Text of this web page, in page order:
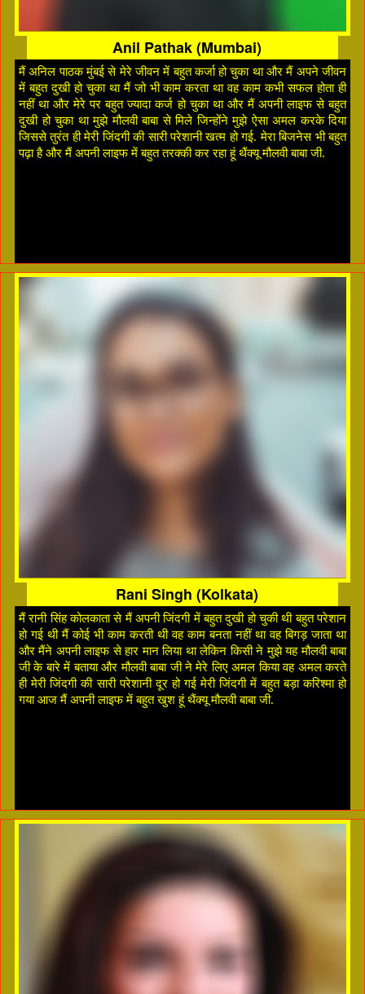
Anil Pathak (Mumbai)
मैं अनिल पाठक मुंबई से मेरे जीवन में बहुत कर्जा हो चुका था और मैं अपने जीवन
में बहुत दुखी हो चुका था मैं जो भी काम करता था वह काम कभी सफल होता ही
नहीं था और मेरे पर बहुत ज्यादा कर्ज हो चुका था और मैं अपनी लाइफ से बहुत
दुखी हो चुका था मुझे मौलवी बाबा से मिले जिन्होंने मुझे ऐसा अमल करके दिया
जिससे तुरंत ही मेरी जिंदगी की सारी परेशानी खत्म हो गई. मेरा बिजनेस भी बहुत
पढ़ा है और मैं अपनी लाइफ में बहुत तरक्की कर रहा हूं थैंक्यू मौलवी बाबा जी.
Rani Singh (Kolkata)
मैं रानी सिंह कोलकाता से मैं अपनी जिंदगी में बहुत दुखी हो चुकी थी बहुत परेशान
हो गई थी मैं कोई भी काम करती थी वह काम बनता नहीं था वह बिगड़ जाता था
और मैंने अपनी लाइफ से हार मान लिया था लेकिन किसी ने मुझे यह मौलवी बाबा
जी के बारे में बताया और मौलवी बाबा जी ने मेरे लिए अमल किया वह अमल करते
ही मेरी जिंदगी की सारी परेशानी दूर हो गई मेरी जिंदगी में बहुत बड़ा करिश्मा हो
गया आज मैं अपनी लाइफ में बहुत खुश हूं थैंक्यू मौलवी बाबा जी.